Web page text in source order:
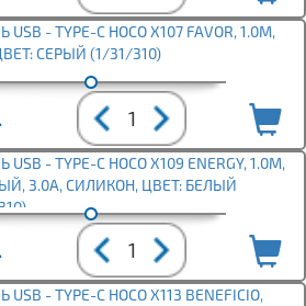
USB - TYPE-C HOCO X107 FAVOR, 1.0М,
СЕРЫЙ (1/31/310)
USB - TYPE-C HOCO X109 ENERGY, 1.0М,
3.0А, СИЛИКОН, ЦВЕТ: БЕЛЫЙ
USB - TYPE-C HOCO X113 BENEFICIO,